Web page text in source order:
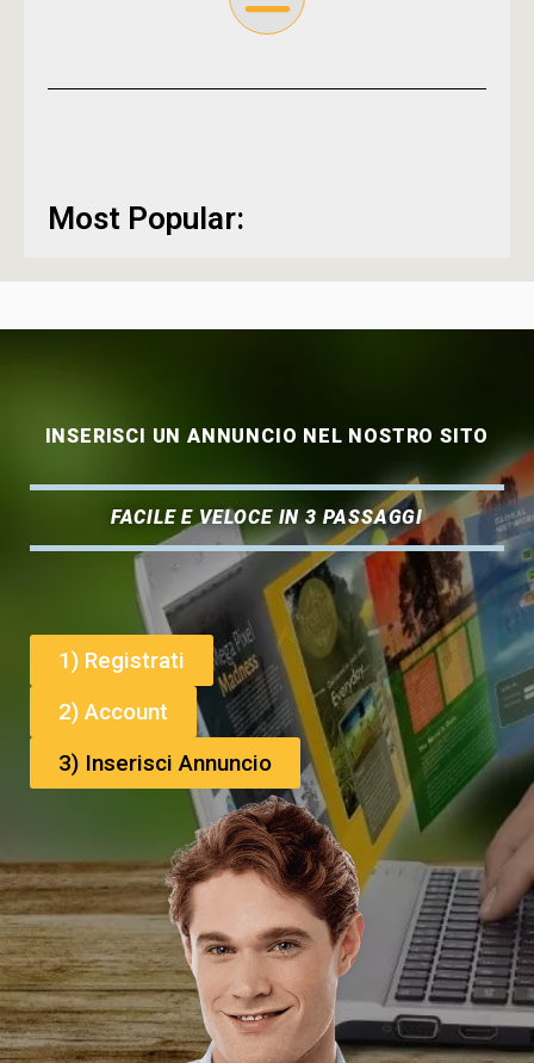
Most Popular:
INSERISCI UN ANNUNCIO NEL NOSTRO SITO
FACILE E VELOCE IN 3 PASSAGGI
1) Registrati
2) Account
3) Inserisci Annuncio